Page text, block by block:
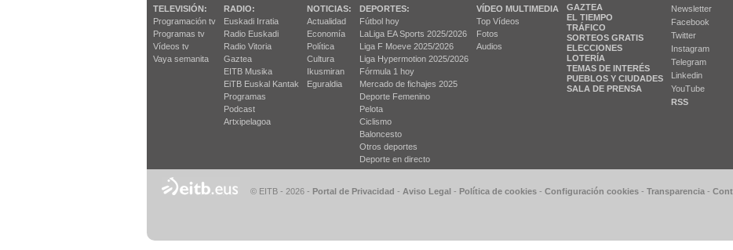
TELEVISIÓN:
Programación tv
Programas tv
Vídeos tv
Vaya semanita
RADIO:
Euskadi Irratia
Radio Euskadi
Radio Vitoria
Gaztea
EITB Musika
EiTB Euskal Kantak
Programas
Podcast
Artxipelagoa
NOTICIAS:
Actualidad
Economía
Política
Cultura
Ikusmiran
Eguraldia
DEPORTES:
Fútbol hoy
LaLiga EA Sports 2025/2026
Liga F Moeve 2025/2026
Liga Hypermotion 2025/2026
Fórmula 1 hoy
Mercado de fichajes 2025
Deporte Femenino
Pelota
Ciclismo
Baloncesto
Otros deportes
Deporte en directo
VÍDEO MULTIMEDIA
Top Vídeos
Fotos
Audios
GAZTEA
EL TIEMPO
TRÁFICO
SORTEOS GRATIS
ELECCIONES
LOTERÍA
TEMAS DE INTERÉS
PUEBLOS Y CIUDADES
SALA DE PRENSA
Newsletter
Facebook
Twitter
Instagram
Telegram
Linkedin
YouTube
RSS
© EITB - 2026 - Portal de Privacidad - Aviso Legal - Política de cookies - Configuración cookies - Transparencia -